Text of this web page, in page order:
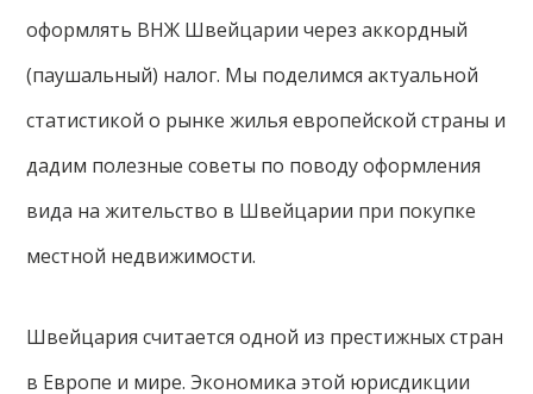
оформлять ВНЖ Швейцарии через аккордный
(паушальный) налог. Мы поделимся актуальной
статистикой о рынке жилья европейской страны и
дадим полезные советы по поводу оформления
вида на жительство в Швейцарии при покупке
местной недвижимости.
Швейцария считается одной из престижных стран
в Европе и мире. Экономика этой юрисдикции